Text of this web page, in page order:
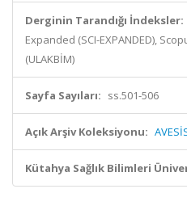
Derginin Tarandığı İndeksler:
Expanded (SCI-EXPANDED),
(ULAKBİM)
Sayfa Sayıları: ss.501-506
Açık Arşiv Koleksiyonu:
Kütahya Sağlık Bilimleri